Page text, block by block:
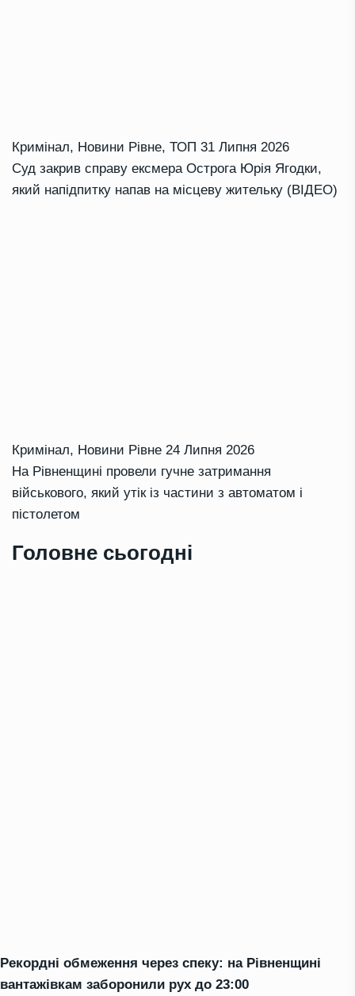
Кримінал, Новини Рівне, ТОП 31 Липня 2026
Суд закрив справу ексмера Острога Юрія Ягодки,
який напідпитку напав на місцеву жительку (ВІДЕО)
Кримінал, Новини Рівне 24 Липня 2026
На Рівненщині провели гучне затримання
військового, який утік із частини з автоматом і
пістолетом
Головне сьогодні
Рекордні обмеження через спеку: на Рівненщині
вантажівкам заборонили рух до 23:00